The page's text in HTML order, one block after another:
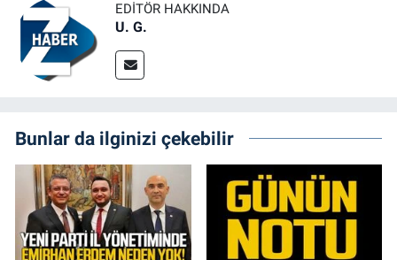
EDITÖR HAKKINDA
U. G.
Bunlar da ilginizi çekebilir